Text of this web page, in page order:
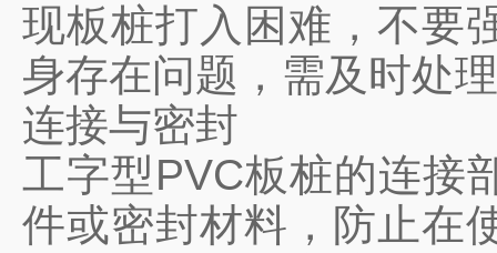
现板桩打入困难，不要
身存在问题，需及时处
连接与密封
工字型PVC板桩的连接
件或密封材料，防止在